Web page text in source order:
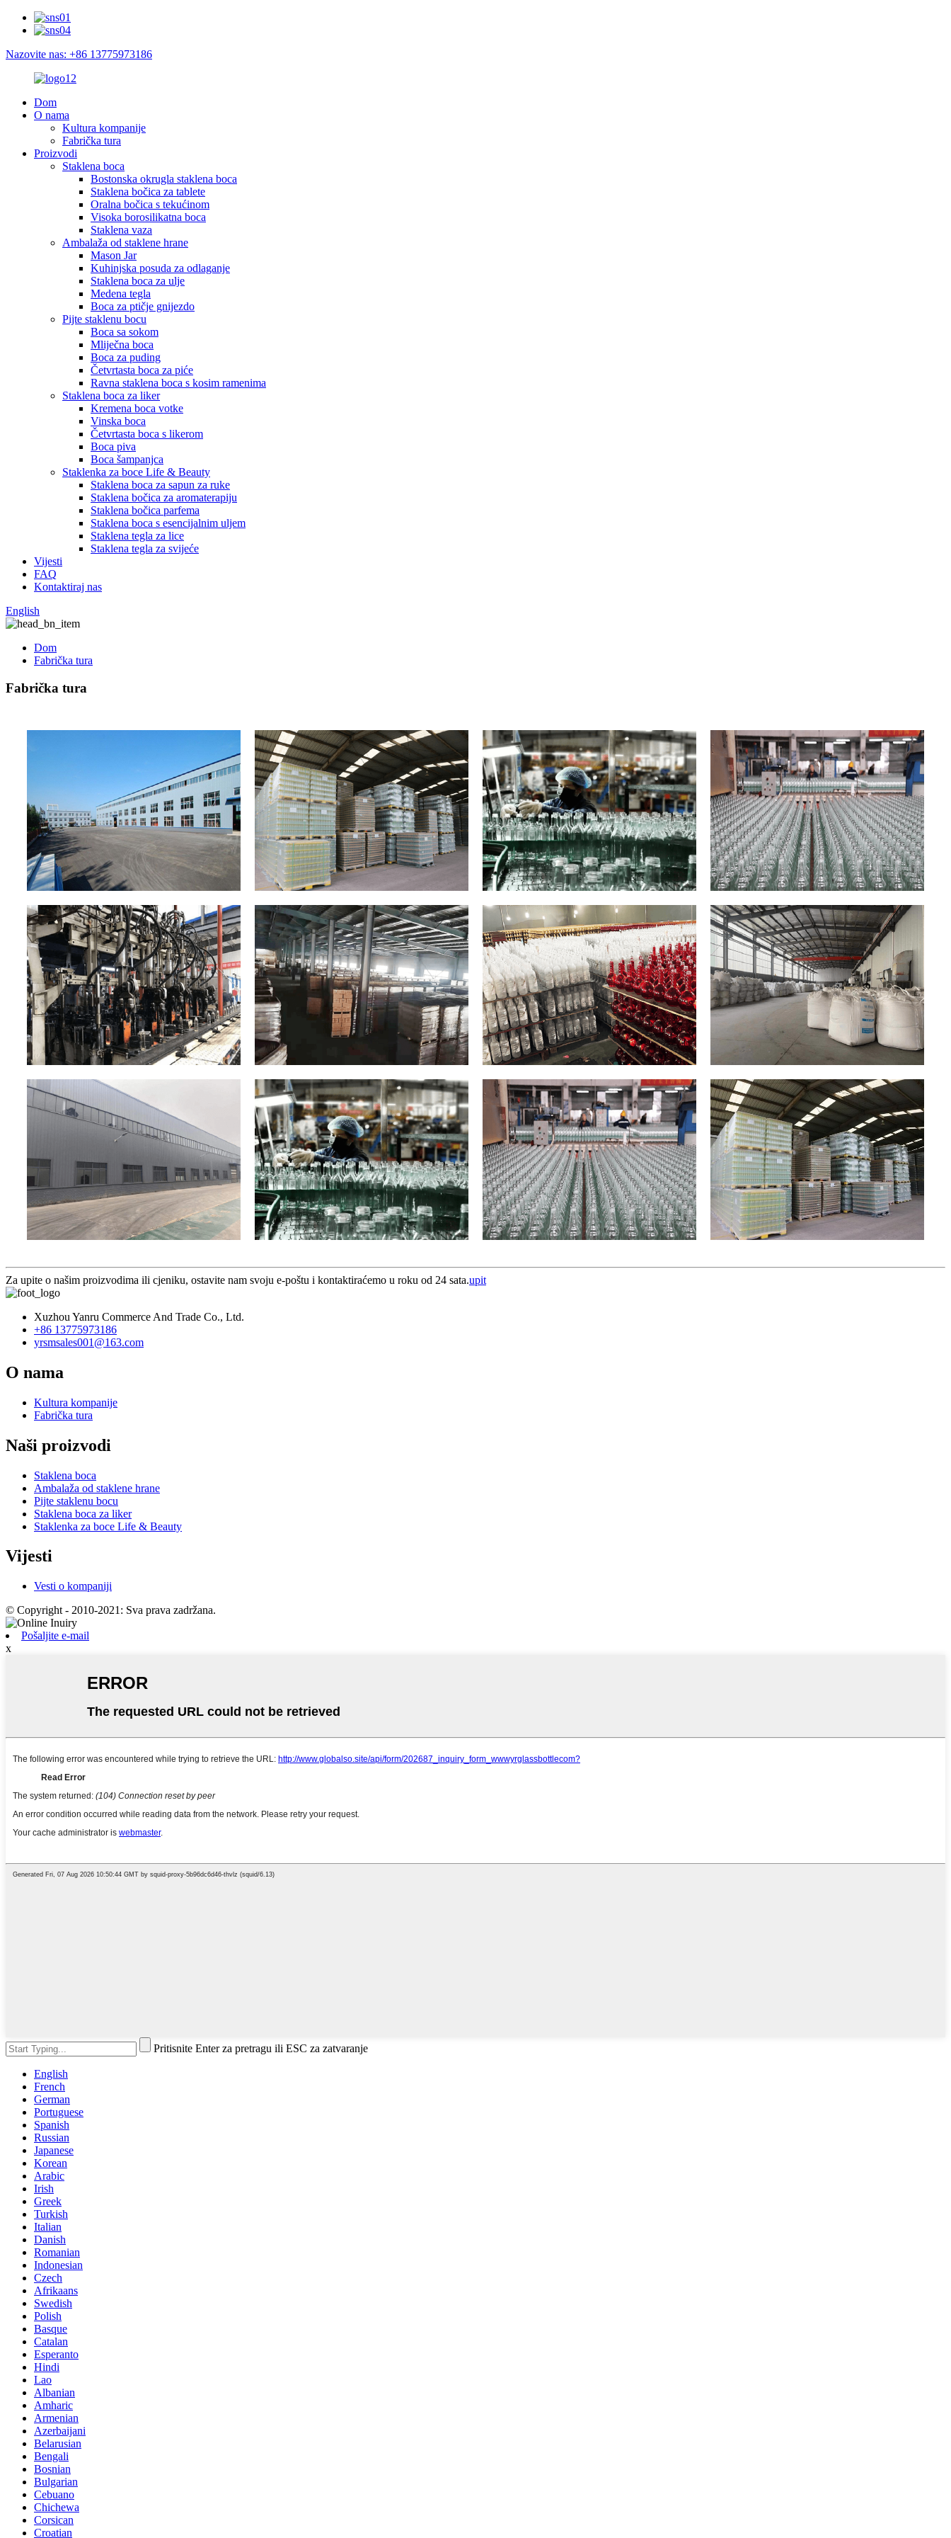
Nazovite nas: +86 13775973186
Dom
O nama
Kultura kompanije
Fabrička tura
Proizvodi
Staklena boca
Bostonska okrugla staklena boca
Staklena bočica za tablete
Oralna bočica s tekućinom
Visoka borosilikatna boca
Staklena vaza
Ambalaža od staklene hrane
Mason Jar
Kuhinjska posuda za odlaganje
Staklena boca za ulje
Medena tegla
Boca za ptičje gnijezdo
Pijte staklenu bocu
Boca sa sokom
Mliječna boca
Boca za puding
Četvrtasta boca za piće
Ravna staklena boca s kosim ramenima
Staklena boca za liker
Kremena boca votke
Vinska boca
Četvrtasta boca s likerom
Boca piva
Boca šampanjca
Staklenka za boce Life & Beauty
Staklena boca za sapun za ruke
Staklena bočica za aromaterapiju
Staklena bočica parfema
Staklena boca s esencijalnim uljem
Staklena tegla za lice
Staklena tegla za svijeće
Vijesti
FAQ
Kontaktiraj nas
English
Dom
Fabrička tura
Fabrička tura
Za upite o našim proizvodima ili cjeniku, ostavite nam svoju e-poštu i kontaktiraćemo u roku od 24 sata.upit
Xuzhou Yanru Commerce And Trade Co., Ltd.
+86 13775973186
yrsmsales001@163.com
O nama
Kultura kompanije
Fabrička tura
Naši proizvodi
Staklena boca
Ambalaža od staklene hrane
Pijte staklenu bocu
Staklena boca za liker
Staklenka za boce Life & Beauty
Vijesti
Vesti o kompaniji
© Copyright - 2010-2021: Sva prava zadržana.
Pošaljite e-mail
x
Pritisnite Enter za pretragu ili ESC za zatvaranje
English
French
German
Portuguese
Spanish
Russian
Japanese
Korean
Arabic
Irish
Greek
Turkish
Italian
Danish
Romanian
Indonesian
Czech
Afrikaans
Swedish
Polish
Basque
Catalan
Esperanto
Hindi
Lao
Albanian
Amharic
Armenian
Azerbaijani
Belarusian
Bengali
Bosnian
Bulgarian
Cebuano
Chichewa
Corsican
Croatian